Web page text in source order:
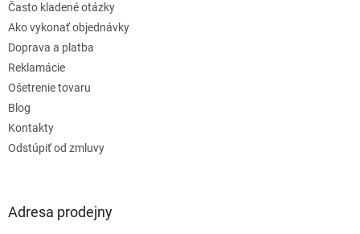
Často kladené otázky
Ako vykonať objednávky
Doprava a platba
Reklamácie
Ošetrenie tovaru
Blog
Kontakty
Odstúpiť od zmluvy
Adresa prodejny